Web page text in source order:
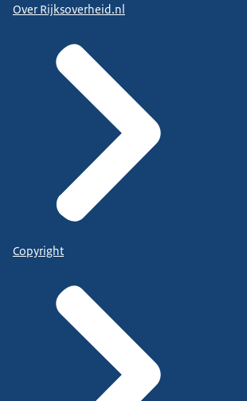
Over Rijksoverheid.nl
Copyright